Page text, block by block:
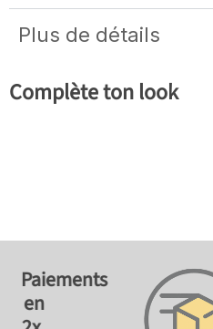
Plus de détails
Complète ton look